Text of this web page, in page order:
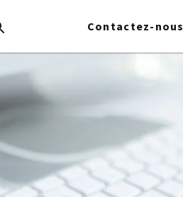
Contactez-nous